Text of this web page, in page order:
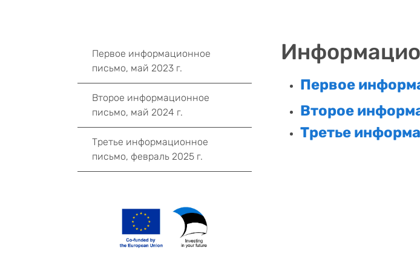
Первое
Второе
Третье
Первое информационное
письмо, май 2023 г.
Второе информационное
письмо, май 2024 г.
Третье информационное
письмо, февраль 2025 г.